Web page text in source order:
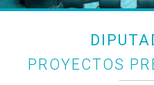
PROYECTOS